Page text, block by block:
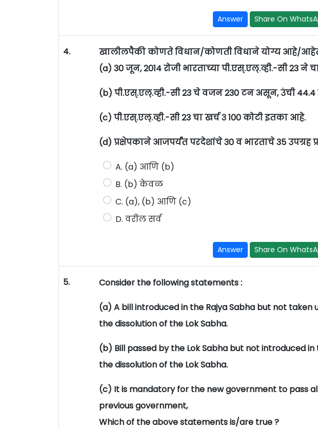
Answer Share On
4.
खालीलपैकी कोणते विधान/कोणती विधाने योग्य आहे/
(a) 30 जून, 2014 रोजी भारताच्या पी.एस्.एल्.व्ही.-सी 23 ने
(b) पी.एस्.एल्.व्ही.-सी 23 चे वजन 230 टन असून, उंची
(c) पी.एस्.एल्.व्ही.-सी 23 चा खर्च ३ 100 कोटी इतका आहे.
(d) प्रक्षेपकाने आजपर्यंत परदेशांचे 30 व भारताचे 35 उपग्रह
A. (a) आणि (b)
B. (b) केवळ
C. (a), (b) आणि (c)
D. वरील सर्व
Answer Share On
5. Consider the following statements :
(a) A bill introduced in the Rajya Sabha but not taken
the dissolution of the Lok Sabha.
(b) Bill passed by the Lok Sabha but not introduced in
the dissolution of the Lok Sabha.
(c) It is mandatory for the new government to pass
previous government,
Which of the above statements is/are true ?